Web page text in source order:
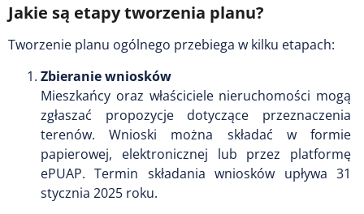
Jakie są etapy tworzenia planu?
Tworzenie planu ogólnego przebiega w kilku etapach:
Zbieranie wniosków
Mieszkańcy oraz właściciele nieruchomości mogą
zgłaszać propozycje dotyczące przeznaczenia
terenów. Wnioski można składać w formie
papierowej, elektronicznej lub przez platformę
ePUAP. Termin składania wniosków upływa 31
stycznia 2025 roku.